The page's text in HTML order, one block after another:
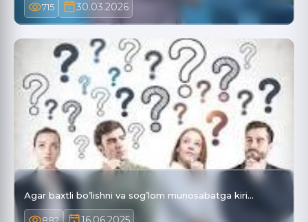
715 30.03.2026
Аgar baxtli boʼlishni va sogʼlom munosabatga kiri…